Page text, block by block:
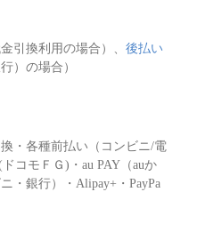
金引換利用の場合）、後払い
）の場合）
・各種前払い（コンビニ/電
コモＦＧ)・au PAY（auか
・銀行）・Alipay+・PayPa